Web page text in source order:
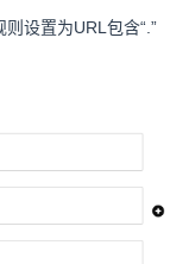
设置为URL包含“.”